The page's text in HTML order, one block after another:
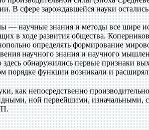
В сфере зарождавшейся науки
— научные знания и методы все шире
в ходе развития общества.
определять формирование
научного знания и научного
обнаружились первые признаки
порядке функции возникали и
как непосредственно
ной первейшими, изначальными,